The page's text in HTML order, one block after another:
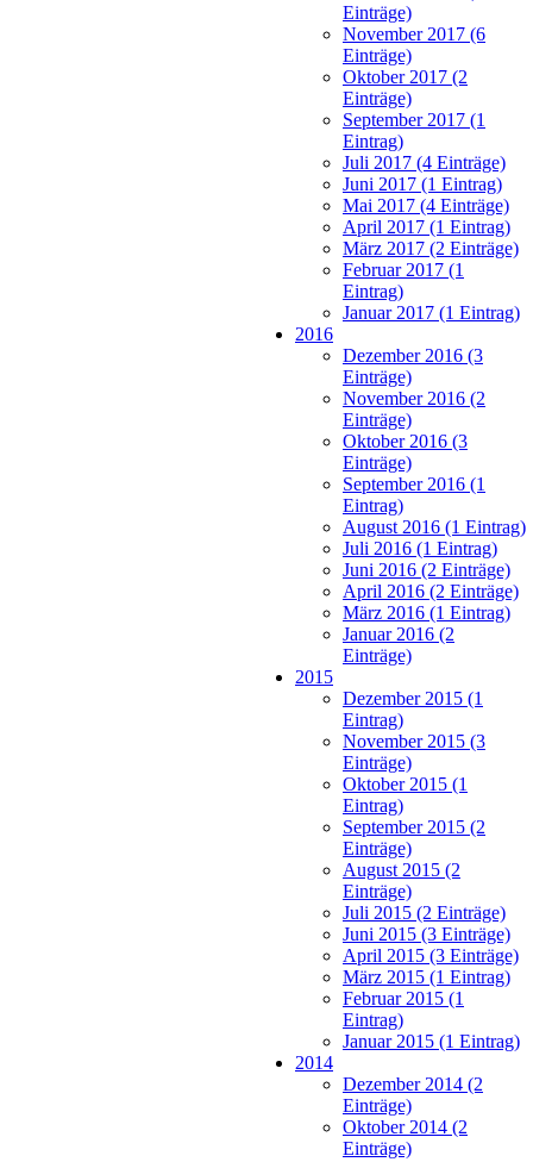
Einträge)
November 2017 (6
Einträge)
Oktober 2017 (2
Einträge)
September 2017 (1
Eintrag)
Juli 2017 (4 Einträge)
Juni 2017 (1 Eintrag)
Mai 2017 (4 Einträge)
April 2017 (1 Eintrag)
März 2017 (2 Einträge)
Februar 2017 (1
Eintrag)
Januar 2017 (1 Eintrag)
2016
Dezember 2016 (3
Einträge)
November 2016 (2
Einträge)
Oktober 2016 (3
Einträge)
September 2016 (1
Eintrag)
August 2016 (1 Eintrag)
Juli 2016 (1 Eintrag)
Juni 2016 (2 Einträge)
April 2016 (2 Einträge)
März 2016 (1 Eintrag)
Januar 2016 (2
Einträge)
2015
Dezember 2015 (1
Eintrag)
November 2015 (3
Einträge)
Oktober 2015 (1
Eintrag)
September 2015 (2
Einträge)
August 2015 (2
Einträge)
Juli 2015 (2 Einträge)
Juni 2015 (3 Einträge)
April 2015 (3 Einträge)
März 2015 (1 Eintrag)
Februar 2015 (1
Eintrag)
Januar 2015 (1 Eintrag)
2014
Dezember 2014 (2
Einträge)
Oktober 2014 (2
Einträge)